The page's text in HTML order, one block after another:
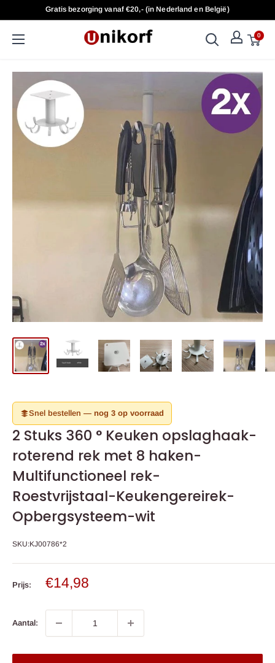
naar
artikel
Gratis bezorging vanaf €20,- (in Nederland en België)
UniKorf.nl
0
Snel bestellen — nog 3 op voorraad
2 Stuks 360 ° Keuken opslaghaak-
roterend rek met 8 haken-
Multifunctioneel rek-
Roestvrijstaal-Keukengereirek-
Opbergsysteem-wit
SKU:KJ00786*2
Prijs:
Verkoop
€14,98
Aantal: